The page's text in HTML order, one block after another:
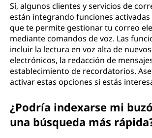
Sí, algunos clientes y servicios de
están integrando funciones activadas
que te permite gestionar tu correo
mediante comandos de voz. Las
incluir la lectura en voz alta de
electrónicos, la redacción de
establecimiento de recordatorios.
activar estas opciones si estás
¿Podría indexarse mi
una búsqueda más